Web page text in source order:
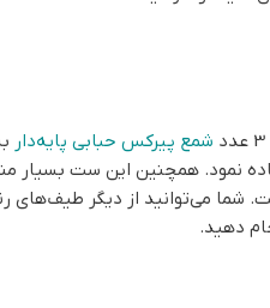
شمع پیرکس حبابی پایه‌دار
نمود. همچنین این ست
شما می‌توانید از دیگر طیف‌های
دهید.